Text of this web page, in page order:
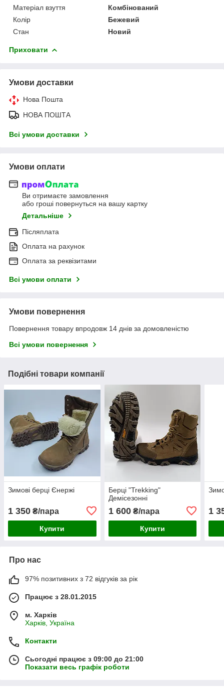
Матеріал взуття
Комбінований
Колір
Бежевий
Стан
Новий
Приховати
Умови доставки
Нова Пошта
НОВА ПОШТА
Всі умови доставки
Умови оплати
Ви отримаєте замовлення
або гроші повернуться на вашу картку
Детальніше
Післяплата
Оплата на рахунок
Оплата за реквізитами
Всі умови оплати
Умови повернення
Повернення товару впродовж 14 днів за домовленістю
Всі умови повернення
Подібні товари компанії
Зимові берці Єнержі
1 350 ₴/пара
Купити
Берці "Trekking"
Демісезонні
1 600₴/пара
Купити
1
Про нас
97% позитивних з 72 відгуків за рік
Працює з 28.01.2015
м. Харків
Харків, Україна
Контакти
Сьогодні працює з 09:00 до 21:00
Показати весь графік роботи